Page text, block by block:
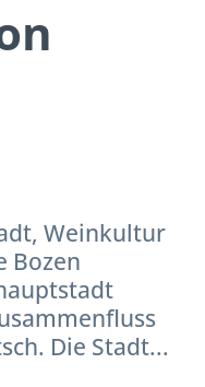
Weinkultur
Bozen
Die Stadt...